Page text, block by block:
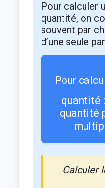
Pour calculer
quantité, on
souvent par
d’une seule
Pour
quantité
quantité
Calculer